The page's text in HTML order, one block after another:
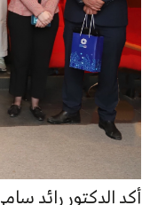
أكد الدكتور رائد